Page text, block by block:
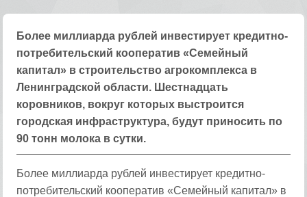
Более миллиарда рублей инвестирует кредитно-
потребительский кооператив «Семейный
капитал» в строительство агрокомплекса в
Ленинградской области. Шестнадцать
коровников, вокруг которых выстроится
городская инфраструктура, будут приносить по
90 тонн молока в сутки.
Более миллиарда рублей инвестирует кредитно-
потребительский кооператив «Семейный капитал» в